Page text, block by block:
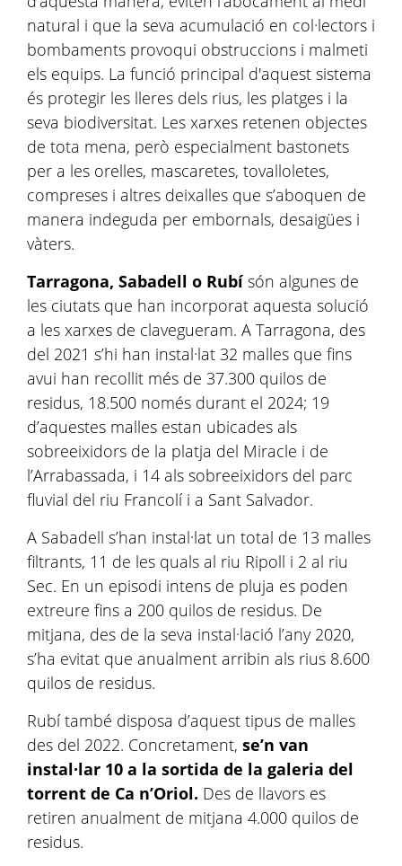
natural i que la seva acumulació en col·lectors i
bombaments provoqui obstruccions i malmeti
els equips. La funció principal d'aquest sistema
és protegir les lleres dels rius, les platges i la
seva biodiversitat. Les xarxes retenen objectes
de tota mena, però especialment bastonets
per a les orelles, mascaretes, tovalloletes,
compreses i altres deixalles que s’aboquen de
manera indeguda per embornals, desaigües i
vàters.
Tarragona, Sabadell o Rubísón algunes de
les ciutats que han incorporat aquesta solució
a les xarxes de clavegueram. A Tarragona, des
del 2021 s’hi han instal·lat 32 malles que fins
avui han recollit més de 37.300 quilos de
residus, 18.500 només durant el 2024; 19
d’aquestes malles estan ubicades als
sobreeixidors de la platja del Miracle i de
l’Arrabassada, i 14 als sobreeixidors del parc
fluvial del riu Francolí i a Sant Salvador.
A Sabadell s’han instal·lat un total de 13 malles
filtrants, 11 de les quals al riu Ripoll i 2 al riu
Sec. En un episodi intens de pluja es poden
extreure fins a 200 quilos de residus. De
mitjana, des de la seva instal·lació l’any 2020,
s’ha evitat que anualment arribin als rius 8.600
quilos de residus.
Rubí també disposa d’aquest tipus de malles
des del 2022. Concretament, se’n van
instal·lar 10 a la sortida de la galeria del
torrent de Ca n’Oriol. Des de llavors es
retiren anualment de mitjana 4.000 quilos de
residus.